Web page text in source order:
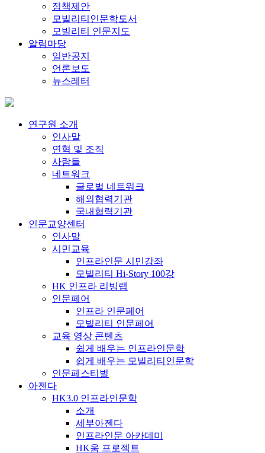
정책제안
모빌리티인문학도서
모빌리티 인문지도
알림마당
일반공지
언론보도
뉴스레터
연구원 소개
인사말
연혁 및 조직
사람들
네트워크
글로벌 네트워크
해외협력기관
국내협력기관
인문교양센터
인사말
시민교육
인프라인문 시민강좌
모빌리티 Hi-Story 100강
HK 인프라 리빙랩
인문페어
인프라 인문페어
모빌리티 인문페어
교육 영상 콘텐츠
쉽게 배우는 인프라인문학
쉽게 배우는 모빌리티인문학
인문페스티벌
아젠다
HK3.0 인프라인문학
소개
세부아젠다
인프라인문 아카데미
HK움 프로젝트